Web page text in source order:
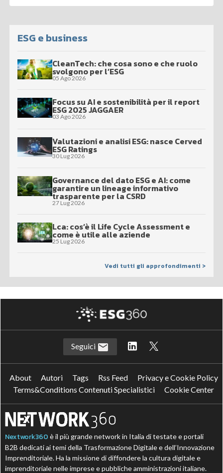
ESG e business
CleanTech: che cosa sono e che ruolo
svolgono per l’ESG
05 Ago 2026
Focus su AI e sostenibilità per il report
ESG 2025 JAGGAER
03 Ago 2026
Valutazioni e analisi ESG: nasce Cerved
ESG Ratings
30 Lug 2026
Governance del dato ESG e AI: come
garantire un lineage informativo
trasparente per la CSRD
27 Lug 2026
Lca: cos’è il Life Cycle Assessment e
come è utile alle aziende
25 Lug 2026
Vedi tutti gli approfondimenti >
Seguici
About Autori Tags Rss Feed
Privacy e Cookie Policy
Terms&Conditions Contenuti Specialistici
Cookie Center
Nextwork360 è il più grande network in Italia di testate e portali
B2B dedicati ai temi della Trasformazione Digitale e dell’Innovazione
Imprenditoriale. Ha la missione di diffondere la cultura digitale e
imprenditoriale nelle imprese e pubbliche amministrazioni italiane.